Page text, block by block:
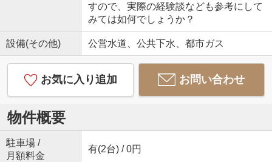
すので、実際の経験談なども参考にして
みては如何でしょうか？
設備(その他) 公営水道、公共下水、都市ガス
お気に入り追加 お問い合わせ
物件概要
駐車場 /
月額料金
有(2台) / 0円